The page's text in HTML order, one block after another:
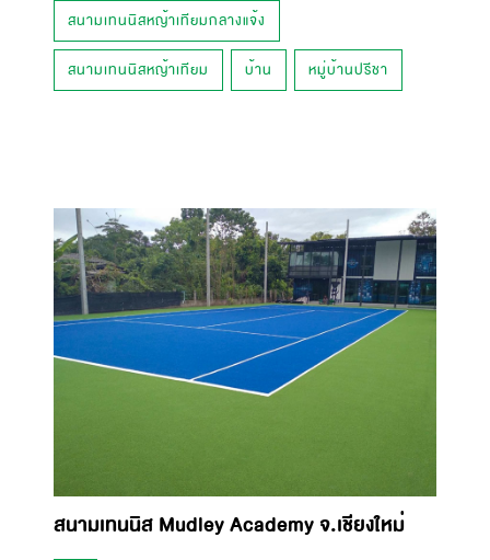
สนามเทนนิสหญ้าเทียมกลางแจ้ง
สนามเทนนิสหญ้าเทียม บ้าน หมู่บ้านปรีชา
สนามเทนนิส Mudley Academy จ.เชียงใหม่